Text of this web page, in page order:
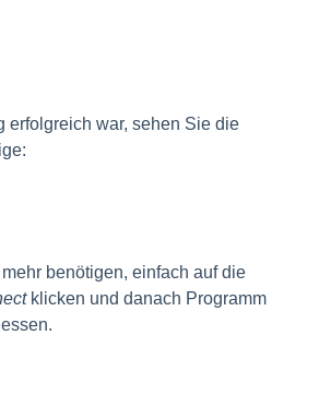
erfolgreich war, sehen Sie die
benötigen, einfach auf die
klicken und danach Programm